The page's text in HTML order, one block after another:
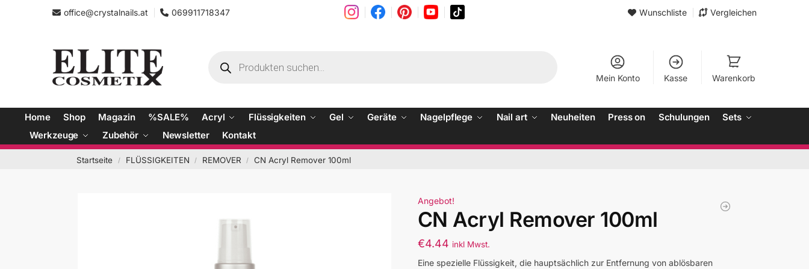
office@crystalnails.at 069911718347 Wunschliste Vergleichen
Mein Konto Kasse Warenkorb
Home Shop Magazin %SALE% Acryl Flüssigkeiten Gel Geräte Nagelpflege Nail art Neuheiten Press on Schulungen
Sets
Werkzeuge
Zubehör Newsletter Kontakt
Startseite / FLÜSSIGKEITEN / REMOVER / CN Acryl Remover 100ml
Angebot!
CN Acryl Remover 100ml
€4.44 inkl Mwst.
Eine spezielle Flüssigkeit, die hauptsächlich zur Entfernung von ablösbaren